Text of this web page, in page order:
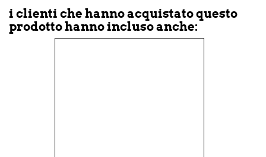
i clienti che hanno acquistato questo
prodotto hanno incluso anche: